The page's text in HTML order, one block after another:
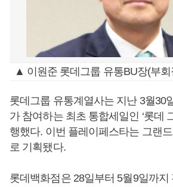
▲ 이원준 롯데그룹 유통BU장(부회
롯데그룹 유통계열사는 지난 3월30
가 참여하는 최초 통합세일인 ‘롯데
행했다. 이번 플레이페스타는 그랜
로 기획됐다.
롯데백화점은 28일부터 5월9일까지